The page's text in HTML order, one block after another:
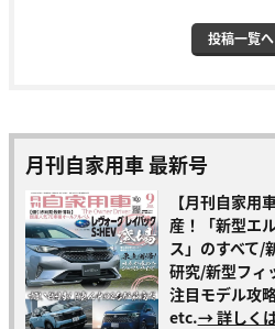
投稿一覧へ
月刊自家用車 最新号
【月刊自家用
産！「新型エ
ス」のすべて/
研究/新型フィ
注目モデル攻
etc.→ 詳しく